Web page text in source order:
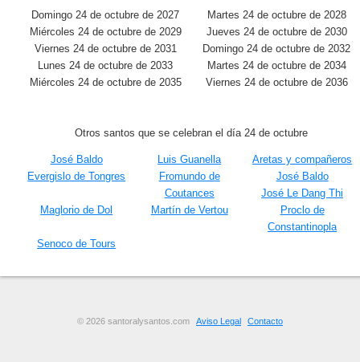
Domingo 24 de octubre de 2027
Martes 24 de octubre de 2028
Miércoles 24 de octubre de 2029
Jueves 24 de octubre de 2030
Viernes 24 de octubre de 2031
Domingo 24 de octubre de 2032
Lunes 24 de octubre de 2033
Martes 24 de octubre de 2034
Miércoles 24 de octubre de 2035
Viernes 24 de octubre de 2036
Otros santos que se celebran el día 24 de octubre
José Baldo Luis Guanella
Aretas y compañeros
Evergislo de Tongres
Fromundo de
Coutances
José Baldo
José Le Dang Thi
Maglorio de Dol
Martín de Vertou
Proclo de
Constantinopla
Senoco de Tours
© 2026 santoralysantos.com Aviso Legal Contacto